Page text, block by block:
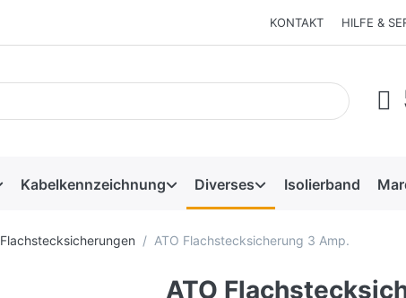
KONTAKT HILFE &
Kabelkennzeichnung Diverses Isolierband
Flachstecksicherungen ATO Flachstecksicherung 3 Amp.
ATO